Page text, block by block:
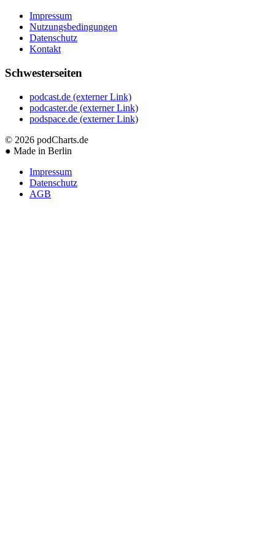
Impressum
Nutzungsbedingungen
Datenschutz
Kontakt
Schwesterseiten
podcast.de (externer Link)
podcaster.de (externer Link)
podspace.de (externer Link)
© 2026 podCharts.de
● Made in Berlin
Impressum
Datenschutz
AGB